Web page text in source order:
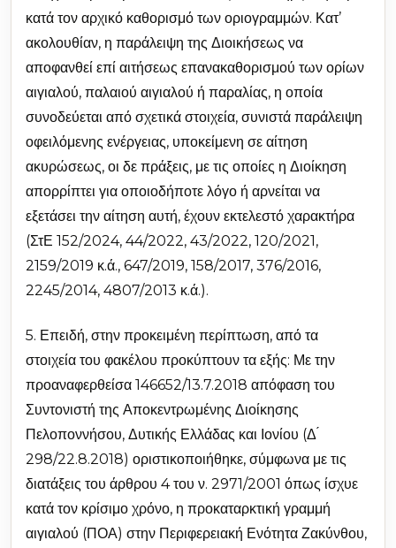
κατά τον αρχικό καθορισμό των οριογραμμών. Κατ’
ακολουθίαν, η παράλειψη της Διοικήσεως να
αποφανθεί επί αιτήσεως επανακαθορισμού των ορίων
αιγιαλού, παλαιού αιγιαλού ή παραλίας, η οποία
συνοδεύεται από σχετικά στοιχεία, συνιστά παράλειψη
οφειλόμενης ενέργειας, υποκείμενη σε αίτηση
ακυρώσεως, οι δε πράξεις, με τις οποίες η Διοίκηση
απορρίπτει για οποιοδήποτε λόγο ή αρνείται να
εξετάσει την αίτηση αυτή, έχουν εκτελεστό χαρακτήρα
(ΣτΕ 152/2024, 44/2022, 43/2022, 120/2021,
2159/2019 κ.ά., 647/2019, 158/2017, 376/2016,
2245/2014, 4807/2013 κ.ά.).
5. Επειδή, στην προκειμένη περίπτωση, από τα
στοιχεία του φακέλου προκύπτουν τα εξής: Με την
προαναφερθείσα 146652/13.7.2018 απόφαση του
Συντονιστή της Αποκεντρωμένης Διοίκησης
Πελοποννήσου, Δυτικής Ελλάδας και Ιονίου (Δ ́
298/22.8.2018) οριστικοποιήθηκε, σύμφωνα με τις
διατάξεις του άρθρου 4 του ν. 2971/2001 όπως ίσχυε
κατά τον κρίσιμο χρόνο, η προκαταρκτική γραμμή
αιγιαλού (ΠΟΑ) στην Περιφερειακή Ενότητα Ζακύνθου,